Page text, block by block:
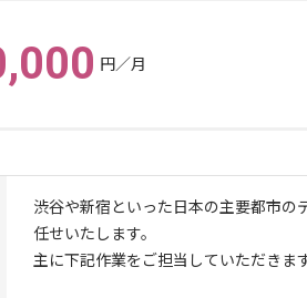
円／月
渋谷や新宿といった日本の主要都市の
任せいたします。
主に下記作業をご担当していただきま